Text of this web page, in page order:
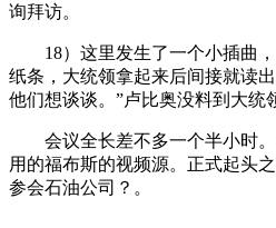
询拜访。
18）这里发生了一个小插曲，
纸条，大统领拿起来后间接就读
他们想谈谈。”卢比奥没料到大统
会议全长差不多一个半小时。
用的福布斯的视频源。正式起头
参会石油公司？。